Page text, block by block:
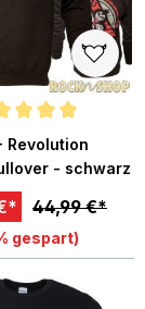
Bewertung
Revolution
- schwarz
44,99 €*
gespart)